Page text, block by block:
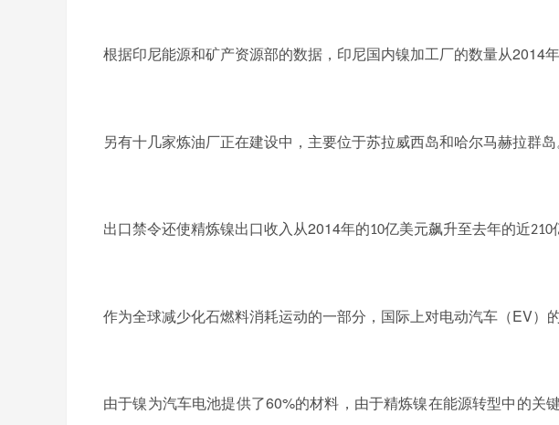
根据印尼能源和矿产资源部的数据，印尼国内镍加工厂的数量从2014
另有十几家炼油厂正在建设中，主要位于苏拉威西岛和哈尔马赫拉群岛
出口禁令还使精炼镍出口收入从2014年的10亿美元飙升至去年的近210
作为全球减少化石燃料消耗运动的一部分，国际上对电动汽车（EV）
由于镍为汽车电池提供了60%的材料，由于精炼镍在能源转型中的关